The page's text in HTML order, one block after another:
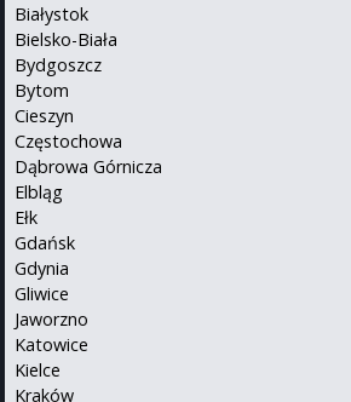
Białystok
Bielsko-Biała
Bydgoszcz
Bytom
Cieszyn
Częstochowa
Dąbrowa Górnicza
Elbląg
Ełk
Gdańsk
Gdynia
Gliwice
Jaworzno
Katowice
Kielce
Kraków